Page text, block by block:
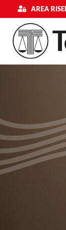
al
contenuto
AREA